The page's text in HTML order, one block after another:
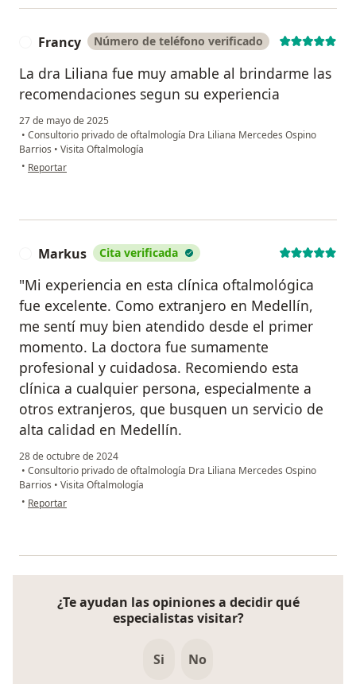
Francy Número de teléfono verificado
La dra Liliana fue muy amable al brindarme las
recomendaciones segun su experiencia
27 de mayo de 2025
• Consultorio privado de oftalmología Dra Liliana Mercedes Ospino
Barrios • Visita Oftalmología
• en opinión del usuario Francy
Reportar
Markus Cita verificada
"Mi experiencia en esta clínica oftalmológica
fue excelente. Como extranjero en Medellín,
me sentí muy bien atendido desde el primer
momento. La doctora fue sumamente
profesional y cuidadosa. Recomiendo esta
clínica a cualquier persona, especialmente a
otros extranjeros, que busquen un servicio de
alta calidad en Medellín.
28 de octubre de 2024
• Consultorio privado de oftalmología Dra Liliana Mercedes Ospino
Barrios • Visita Oftalmología
• en opinión del usuario Markus
Reportar
¿Te ayudan las opiniones a decidir qué
especialistas visitar?
Si No